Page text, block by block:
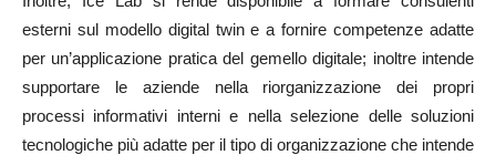
esterni sul modello digital twin e a fornire competenze adatte
per un’applicazione pratica del gemello digitale; inoltre intende
supportare le aziende nella riorganizzazione dei propri
processi informativi interni e nella selezione delle soluzioni
tecnologiche più adatte per il tipo di organizzazione che intende